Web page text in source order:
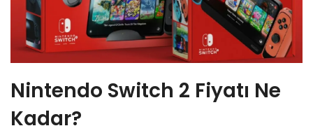
Nintendo Switch 2 Fiyatı Ne
Kadar?